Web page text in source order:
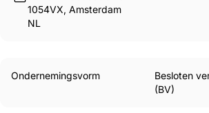
1054VX, Amsterdam
NL
Ondernemingsvorm
Besloten
(BV)